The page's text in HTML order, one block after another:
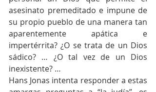
asesinato premeditado e impune de
su propio pueblo de una manera tan
aparentemente apática e
impertérrita? ¿O se trata de un Dios
sádico? … ¿O tal vez de un Dios
inexistente? …
Hans Jonas intenta responder a estas